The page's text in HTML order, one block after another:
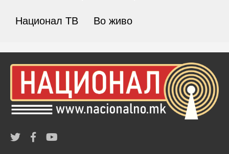
Национал ТВ Во живо